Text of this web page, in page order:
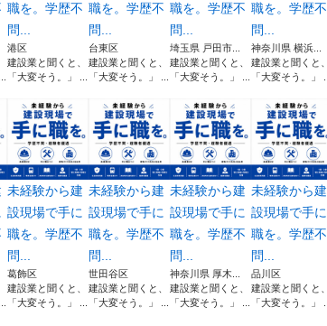
職を。学歴不
問...
港区
建設業と聞くと、
「大変そう。」 ...
職を。学歴不
問...
台東区
建設業と聞くと、
「大変そう。」 ...
職を。学歴不
問...
埼玉県 戸田市...
建設業と聞くと、
「大変そう。」 ...
職を。学歴不
問...
神奈川県 横浜...
建設業と聞くと、
「大変そう。」 ...
未経験から建
設現場で手に
職を。学歴不
問...
葛飾区
建設業と聞くと、
「大変そう。」 ...
未経験から建
設現場で手に
職を。学歴不
問...
世田谷区
建設業と聞くと、
「大変そう。」 ...
未経験から建
設現場で手に
職を。学歴不
問...
神奈川県 厚木...
建設業と聞くと、
「大変そう。」 ...
未経験から建
設現場で手に
職を。学歴不
問...
品川区
建設業と聞くと、
「大変そう。」 ...